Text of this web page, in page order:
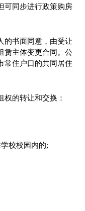
可同步进行政策购房
的书面同意，由受让
赁主体变更合同。公
常住户口的共同居住
权的转让和交换：
校校园内的;